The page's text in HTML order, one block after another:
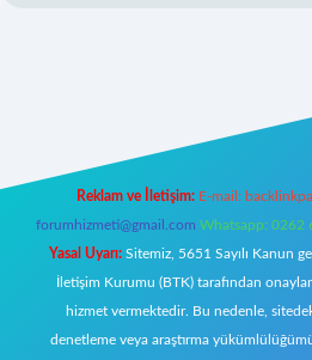
Reklam ve İletişim: E-mail:
forumhizmeti@gmail.com Whatsapp: 0262
Yasal Uyarı: Sitemiz, 5651 Sayılı Kanun
İletişim Kurumu (BTK) tarafından
hizmet vermektedir. Bu nedenle,
denetleme veya araştırma